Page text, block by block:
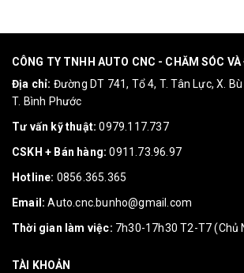
CÔNG TY TNHH AUTO CNC - CHĂM SÓC
Địa chỉ: Đường DT 741, Tổ 4, T. Tân Lực, X. Bù
T. Bình Phước
Tư vấn kỹ thuật: 0979.117.737
CSKH + Bán hàng: 0911.73.96.97
Hotline: 0856.365.365
Email: Auto.cnc.bunho@gmail.com
Thời gian làm việc: 7h30-17h30 T2-T7 (Chủ
TÀI KHOẢN